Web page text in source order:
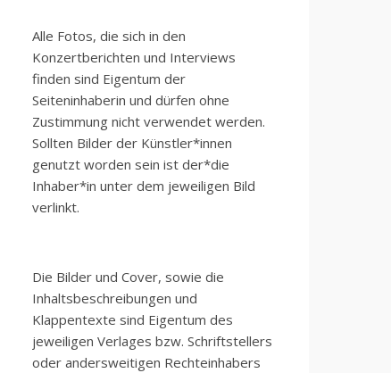
Alle Fotos, die sich in den
Konzertberichten und Interviews
finden sind Eigentum der
Seiteninhaberin und dürfen ohne
Zustimmung nicht verwendet werden.
Sollten Bilder der Künstler*innen
genutzt worden sein ist der*die
Inhaber*in unter dem jeweiligen Bild
verlinkt.
Die Bilder und Cover, sowie die
Inhaltsbeschreibungen und
Klappentexte sind Eigentum des
jeweiligen Verlages bzw. Schriftstellers
oder andersweitigen Rechteinhabers